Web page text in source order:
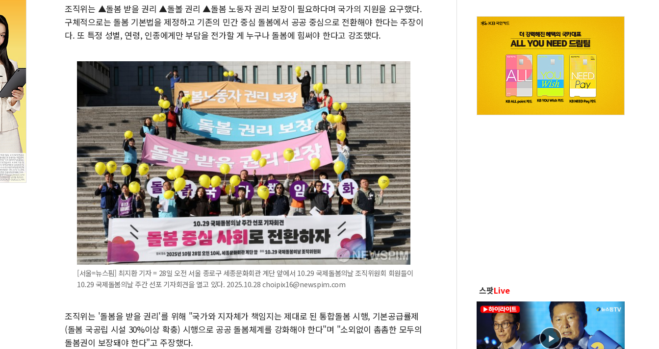
10월 보완수사권 폐지·공소청 출범…피해자들 '범죄 사각지대' 우려
한상협, 업계 개인정보 보안 새판 짠다…'자율규제단체' 타진
조직위는 ▲돌봄 받을 권리 ▲돌볼 권리 ▲돌봄 노동자 권리 보장이 필요하다며 국가의 지원을 요구했다.
구체적으로는 돌봄 기본법을 제정하고 기존의 민간 중심 돌봄에서 공공 중심으로 전환해야 한다는 주장이
다. 또 특정 성별, 연령, 인종에게만 부담을 전가할 게 누구나 돌봄에 힘써야 한다고 강조했다.
[서울=뉴스핌] 최지환 기자 = 28일 오전 서울 종로구 세종문화회관 계단 앞에서 10.29 국제돌봄의날 조직위원회 회원들이
10.29 국제돌봄의날 주간 선포 기자회견을 열고 있다. 2025.10.28 choipix16@newspim.com
조직위는 '돌봄을 받을 권리'를 위해 "국가와 지자체가 책임지는 제대로 된 통합돌봄 시행, 기본공급률제
(돌봄 국공립 시설 30%이상 확충) 시행으로 공공 돌봄체계를 강화해야 한다"며 "소외없이 촘촘한 모두의
돌봄권이 보장돼야 한다"고 주장했다.
스팟Live